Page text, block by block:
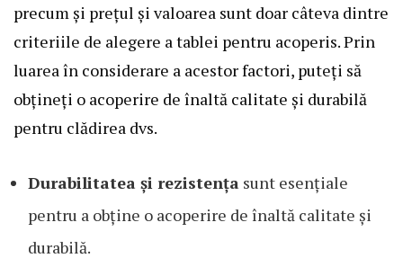
precum și prețul și valoarea sunt doar câteva dintre
criteriile de alegere a tablei pentru acoperis. Prin
luarea în considerare a acestor factori, puteți să
obțineți o acoperire de înaltă calitate și durabilă
pentru clădirea dvs.
Durabilitatea și rezistența sunt esențiale
pentru a obține o acoperire de înaltă calitate și
durabilă.